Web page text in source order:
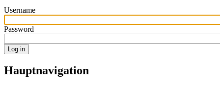
Username
Password
Hauptnavigation